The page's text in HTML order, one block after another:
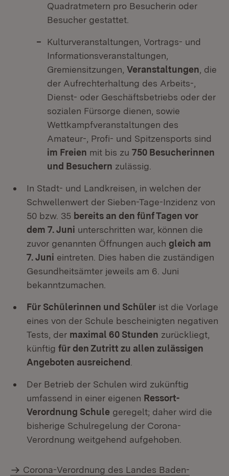
Quadratmetern pro Besucherin oder
Besucher gestattet.
Kulturveranstaltungen, Vortrags- und
Informationsveranstaltungen,
Gremiensitzungen, Veranstaltungen , die
der Aufrechterhaltung des Arbeits-,
Dienst- oder Geschäftsbetriebs oder der
sozialen Fürsorge dienen, sowie
Wettkampfveranstaltungen des
Amateur-, Profi- und Spitzensports sind
im Freien mit bis zu 750 Besucherinnen
und Besuchern zulässig.
In Stadt- und Landkreisen, in welchen der
Schwellenwert der Sieben-Tage-Inzidenz von
50 bzw. 35 bereits an den fünf Tagen vor
dem 7. Juni unterschritten war, können die
zuvor genannten Öffnungen auch gleich am
7. Juni eintreten. Dies haben die zuständigen
Gesundheitsämter jeweils am 6. Juni
bekanntzumachen.
Für Schülerinnen und Schüler ist die Vorlage
eines von der Schule bescheinigten negativen
Tests, der maximal 60 Stunden zurückliegt,
künftig für den Zutritt zu allen zulässigen
Angeboten ausreichend
Der Betrieb der Schulen wird zukünftig
umfassend in einer eigenen Ressort-
Verordnung Schule geregelt; daher wird die
bisherige Schulregelung der Corona-
Verordnung weitgehend aufgehoben.
Corona-Verordnung des Landes Baden-